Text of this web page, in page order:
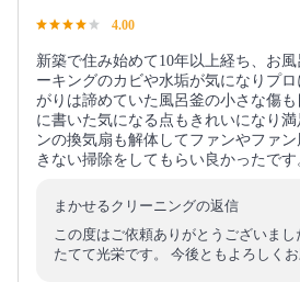
4.00
新築で住み始めて10年以上経ち、お
ーキングのカビや水垢が気になりプ
がりは諦めていた風呂釜の小さな傷
に書いた気になる点もきれいになり
ンの換気扇も解体してファンやファ
きない掃除をしてもらい良かったです
まかせるクリーニングの返信
この度はご依頼ありがとうございま
たてて光栄です。 今後ともよろしくお